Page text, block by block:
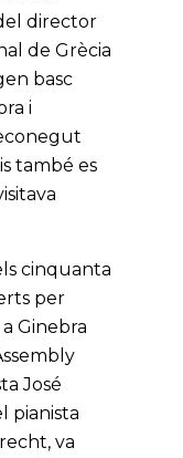
director
de Grècia
basc
i
també es
cinquanta
per
Ginebra
José
pianista
va